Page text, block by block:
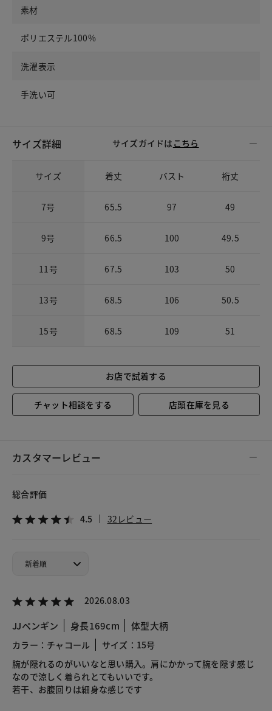
素材
ポリエステル100%
洗濯表示
手洗い可
サイズ詳細 サイズガイドは こちら
サイズ 着丈 バスト 裄丈
7号 65.5 97 49
9号 66.5 100 49.5
11号 67.5 103 50
13号 68.5 106 50.5
15号 68.5 109 51
お店で試着する
チャット相談をする 店頭在庫を見る
カスタマーレビュー
総合評価
4.5 32レビュー
2026.08.03
JJペンギン 身長169cm 体型大柄
カラー：チャコール
サイズ：15号
腕が隠れるのがいいなと思い購入。肩にかかって腕を隠す感じ
なので涼しく着られとてもいいです。
若干、お腹回りは細身な感じです